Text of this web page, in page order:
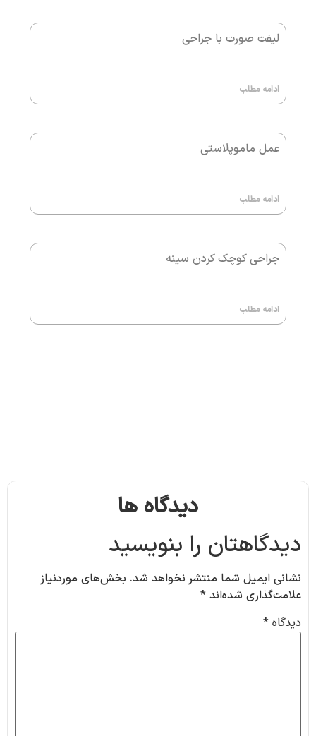
لیفت صورت با جراحی
ادامه مطلب
عمل ماموپلاستی
ادامه مطلب
جراحی کوچک کردن سینه
ادامه مطلب
دیدگاه ها
دیدگاهتان را بنویسید
نشانی ایمیل شما منتشر نخواهد شد. بخش‌های موردنیاز
علامت‌گذاری شده‌اند *
دیدگاه *